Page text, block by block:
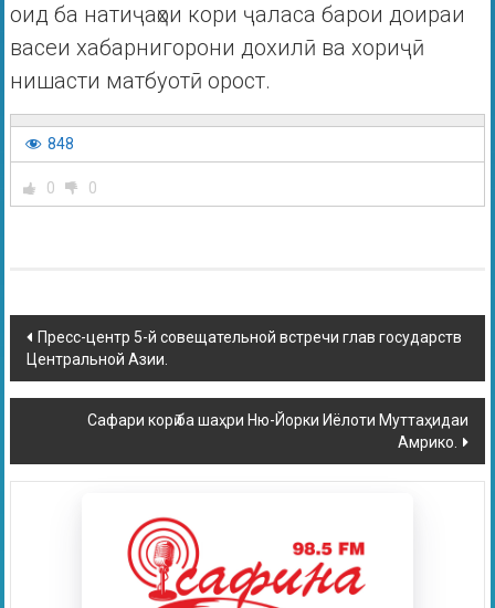
оид ба натиҷаҳои кори ҷаласа барои доираи
васеи хабарнигорони дохилӣ ва хориҷӣ
нишасти матбуотӣ орост.
848
0 0
Пресс-центр 5-й совещательной встречи глав государств
Центральной Азии.
Сафари корӣ ба шаҳри Ню-Йорки Иёлоти Муттаҳидаи
Амрико.